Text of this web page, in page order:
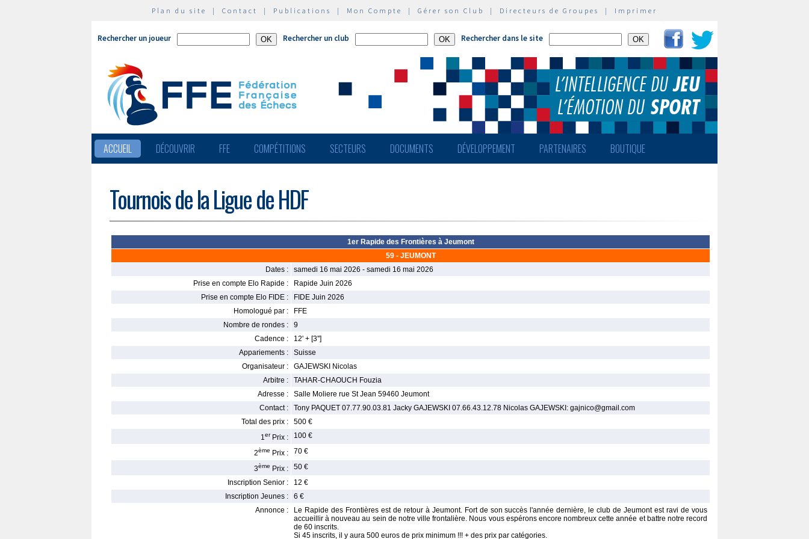
Plan du site | Contact | Publications | Mon Compte | Gérer son Club | Directeurs de Groupes | Imprimer
Rechercher un joueur Rechercher un club Rechercher dans le site
ACCUEIL DÉCOUVRIR FFE COMPÉTITIONS SECTEURS DOCUMENTS DÉVELOPPEMENT PARTENAIRES BOUTIQUE
Tournois de la Ligue de HDF
1er Rapide des Frontières à Jeumont
59 - JEUMONT
Dates :
samedi 16 mai 2026 - samedi 16 mai 2026
Prise en compte Elo Rapide :
Rapide Juin 2026
Prise en compte Elo FIDE :
FIDE Juin 2026
Homologué par :
FFE
Nombre de rondes :
9
Cadence :
12' + [3'']
Appariements :
Suisse
Organisateur :
GAJEWSKI Nicolas
Arbitre :
TAHAR-CHAOUCH Fouzia
Adresse :
Salle Moliere rue St Jean 59460 Jeumont
Contact :
Tony PAQUET 07.77.90.03.81 Jacky GAJEWSKI 07.66.43.12.78 Nicolas GAJEWSKI: gajnico@gmail.com
Total des prix :
500 €
1er Prix : 100 €
2ème Prix : 70 €
3ème Prix :
50 €
Inscription Senior :
12 €
Inscription Jeunes :
6 €
Annonce :
Le Rapide des Frontières est de retour à Jeumont. Fort de son succès l'année dernière, le club de Jeumont est ravi de vous
accueillir à nouveau au sein de notre ville frontalière. Nous vous espérons encore nombreux cette année et battre notre record
de 60 inscrits.
Si 45 inscrits, il y aura 500 euros de prix minimum !!! + des prix par catégories.